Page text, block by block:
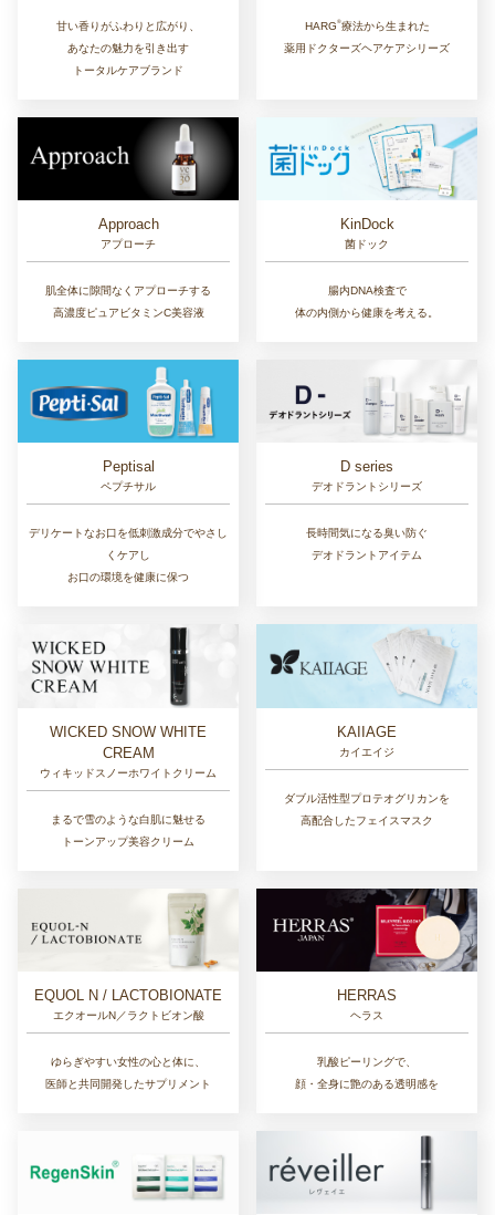
甘い香りがふわりと広がり、
あなたの魅力を引き出す
トータルケアブランド
HARG®︎療法から生まれた
薬用ドクターズヘアケアシリーズ
Approach
アプローチ
肌全体に隙間なくアプローチする
高濃度ピュアビタミンC美容液
KinDock
菌ドック
腸内DNA検査で
体の内側から健康を考える。
Peptisal
ペプチサル
デリケートなお口を低刺激成分でやさし
くケアし
お口の環境を健康に保つ
D series
デオドラントシリーズ
長時間気になる臭い防ぐ
デオドラントアイテム
WICKED SNOW WHITE
CREAM
ウィキッドスノーホワイトクリーム
まるで雪のような白肌に魅せる
トーンアップ美容クリーム
KAIIAGE
カイエイジ
ダブル活性型プロテオグリカンを
高配合したフェイスマスク
EQUOL N / LACTOBIONATE
エクオールN／ラクトビオン酸
ゆらぎやすい女性の心と体に、
医師と共同開発したサプリメント
HERRAS
ヘラス
乳酸ピーリングで、
顔・全身に艶のある透明感を